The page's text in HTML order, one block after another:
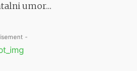
umor...
-